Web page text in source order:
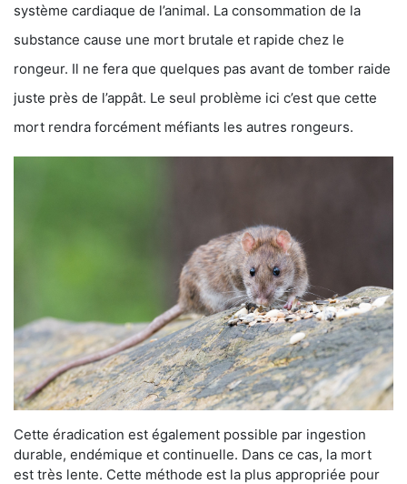
système cardiaque de l’animal. La consommation de la
substance cause une mort brutale et rapide chez le
rongeur. Il ne fera que quelques pas avant de tomber raide
juste près de l’appât. Le seul problème ici c’est que cette
mort rendra forcément méfiants les autres rongeurs.
Cette éradication est également possible par ingestion
durable, endémique et continuelle. Dans ce cas, la mort
est très lente. Cette méthode est la plus appropriée pour